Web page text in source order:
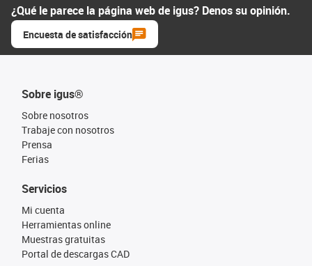
¿Qué le parece la página web de igus? Denos su opinión.
Encuesta de satisfacción
Sobre igus®
Sobre nosotros
Trabaje con nosotros
Prensa
Ferias
Servicios
Mi cuenta
Herramientas online
Muestras gratuitas
Portal de descargas CAD